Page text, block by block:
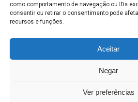
como comportamento de navegação ou IDs
consentir ou retirar o consentimento pode
recursos e funções.
Aceitar
Negar
Ver preferências
MAPA DO SITE
SEDE DO ADMINISTRATIVO